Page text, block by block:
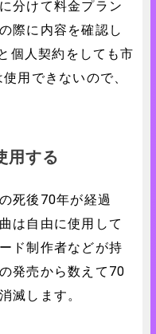
分けて料金プラン
際に内容を確認し
個人契約をしても市
用できないので、
用する
死後70年が経過
は自由に使用して
ド制作者などが持
発売から数えて70
滅します。